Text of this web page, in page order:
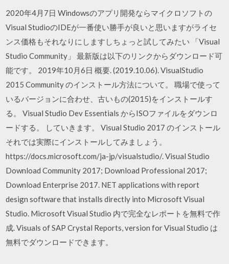
2020年4月7日 Windowsのアプリ開発ならマイクロソフトの
Visual StudioのIDEが一番使い勝手が良いと思いますがライセ
ンス価格もそれなりにしますしちょっと試してみたい 「Visual
Studio Community」 最新版は以下のリンクからダウンロード可
能です。 2019年10月6日 概要. (2019.10.06). VisualStudio
2015 Community のインストール方法について。 職場で使って
いるバージョンに合わせ、古いもの(2015)をインストールす
る。 Visual Studio Dev Essentials からISOファイルをダウンロ
ードする。 していきます。 Visual Studio 2017 のインストール
それでは実際にインストールしてみましょう。
https://docs.microsoft.com/ja-jp/visualstudio/. Visual Studio
Download Community 2017; Download Professional 2017;
Download Enterprise 2017. NET applications with report
design software that installs directly into Microsoft Visual
Studio. Microsoft Visual Studio 内で完全なレポートを無料で作
成. Visuals of SAP Crystal Reports, version for Visual Studio は
無料でダウンロードできます。